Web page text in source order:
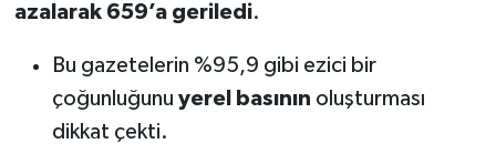
azalarak 659’a geriledi.
Bu gazetelerin %95,9 gibi ezici bir
çoğunluğunu yerel basının oluşturması
dikkat çekti.